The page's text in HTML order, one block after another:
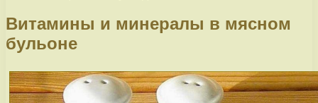
Витамины и минералы в мясном
бульоне